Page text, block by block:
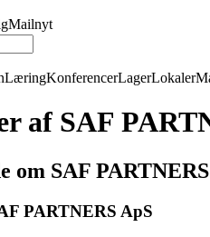
Mailnyt
LæringKonferencerLagerLokaler
af SAF
om SAF
PARTNERS ApS